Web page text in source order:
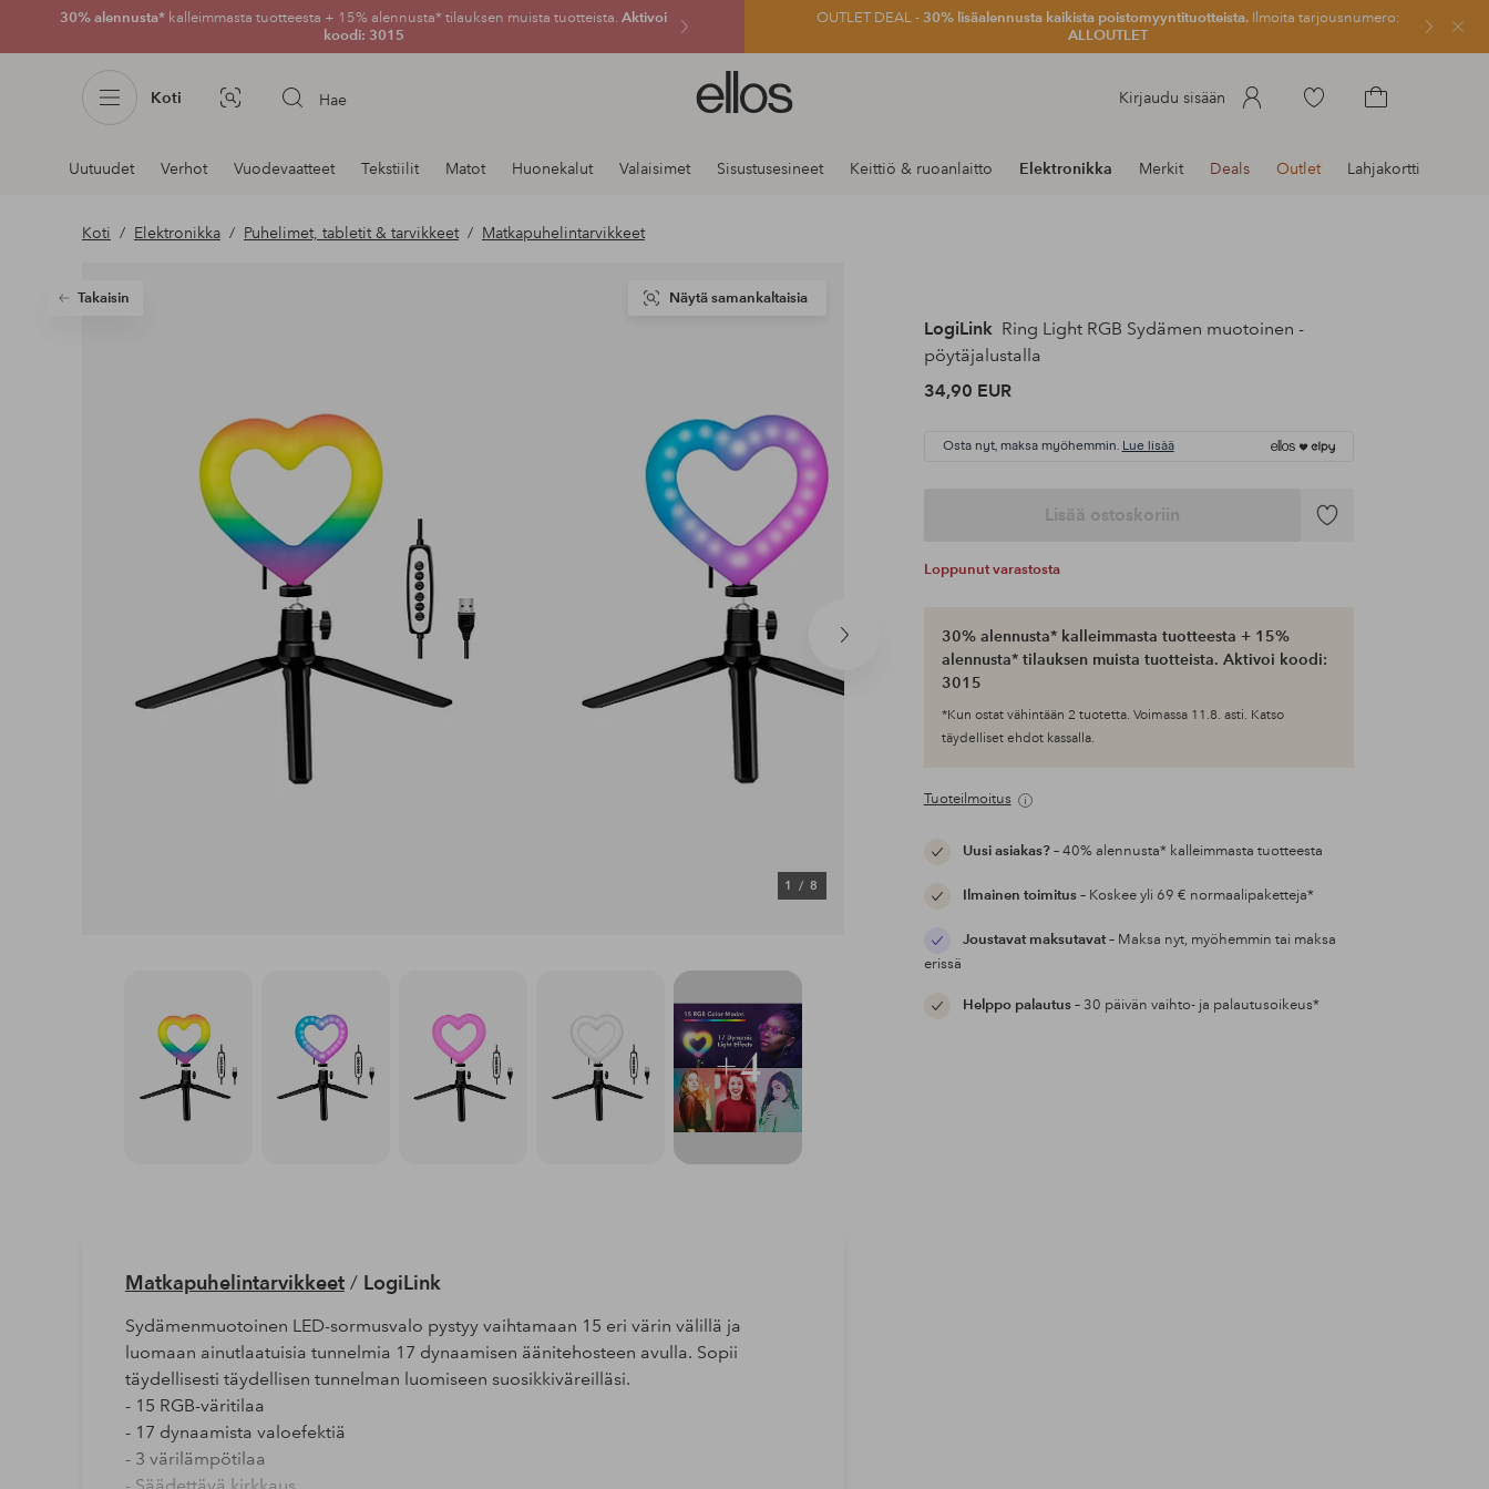
30% alennusta* kalleimmasta tuotteesta + 15% alennusta* tilauksen muista tuotteista. Aktivoi
koodi: 3015
OUTLET DEAL -30% lisäalennusta kaikista poistomyyntituotteista.Ilmoita tarjousnumero:
ALLOUTLET
Sulje
Koti Kuvahaku Hae
Ellos-
logo
siirry
Kirjaudu sisään
Siirry
Navigointi
osastoilla
Uutuudet Verhot Vuodevaatteet Tekstiilit Matot Huonekalut Valaisimet Sisustusesineet Keittiö & ruoanlaitto Elektronikka Merkit Deals Outlet Lahjakortti
Koti Elektronikka Puhelimet, tabletit & tarvikkeet Matkapuhelintarvikkeet
Takaisin
Seuraava
1/ 8
Näytä samankaltaisia
LogiLink Ring Light RGB Sydämen muotoinen -
pöytäjalustalla
34,90 EUR
Osta nyt, maksa myöhemmin. Lue lisää
Lisää ostoskoriin
Lisää
Loppunut varastosta
30% alennusta* kalleimmasta tuotteesta + 15%
alennusta* tilauksen muista tuotteista. Aktivoi koodi:
3015
*Kun ostat vähintään 2 tuotetta. Voimassa 11.8. asti. Katso
täydelliset ehdot kassalla.
Tuoteilmoitus
Uusi asiakas?– 40% alennusta* kalleimmasta tuotteesta
Ilmainen toimitus– Koskee yli 69 € normaalipaketteja*
Joustavat maksutavat– Maksa nyt, myöhemmin tai maksa
erissä
Helppo palautus– 30 päivän vaihto- ja palautusoikeus*
+4
Matkapuhelintarvikkeet/ LogiLink
Sydämenmuotoinen LED-sormusvalo pystyy vaihtamaan 15 eri värin välillä ja
luomaan ainutlaatuisia tunnelmia 17 dynaamisen äänitehosteen avulla. Sopii
täydellisesti täydellisen tunnelman luomiseen suosikkiväreilläsi.
- 15 RGB-väritilaa
- 17 dynaamista valoefektiä
- 3 värilämpötilaa